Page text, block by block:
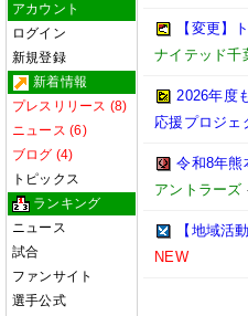
アカウント
ログイン
新規登録
新着情報
プレスリリース (8)
ニュース (6)
ブログ (4)
トピックス
ランキング
ニュース
試合
ファンサイト
選手公式
【変更】
ナイテッド千
2026年度
応援プロジェ
令和8年熊
アントラーズ
【地域活
NEW